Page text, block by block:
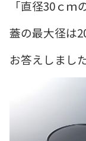
「直径30ｃｍ
蓋の最大径は
お答えしました